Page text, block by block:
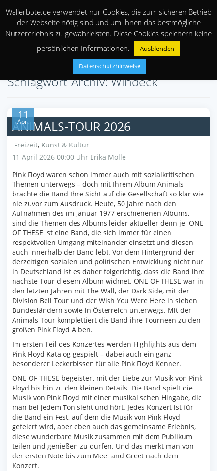
Schlagwort-Archiv: Windeck
11
Apr.
ANIMALS-TOUR 2026
Freizeit, Kunst & Kultur
11 April 2026 00:00 Uhr Erika Molle
Pink Floyd waren schon immer auch mit sozialkritischen
Themen unterwegs – doch mit Ihrem Album Animals
brachte die Band Ihre Sicht auf die Gesellschaft so klar wie
nie zuvor zum Ausdruck. Heute, 50 Jahre nach den
Aufnahmen des im Januar 1977 erschienenen Albums,
sind die Themen des Albums leider aktueller denn je. ONE
OF THESE ist eine Band, die sich immer für einen
respektvollen Umgang miteinander einsetzt und diesen
auch innerhalb der Band lebt. Vor dem Hintergrund der
derzeitigen sozialen und politischen Entwicklung nicht nur
in Deutschland ist es daher folgerichtig, dass die Band ihre
nächste Tour diesem Album widmet. ONE OF THESE war in
den letzten Jahren mit The Wall, der Dark Side, mit der
Division Bell Tour und der Wish You Were Here in sieben
Bundesländern sowie in Österreich unterwegs. Mit der
Animals Tour komplettiert die Band ihre Tourneen zu den
großen Pink Floyd Alben.
Im ersten Teil des Konzertes werden Highlights aus dem
Pink Floyd Katalog gespielt – dabei auch ein ganz
besonderer Leckerbissen für alle Pink Floyd Kenner.
ONE OF THESE begeistert mit der Liebe zur Musik von Pink
Floyd bis hin zu den kleinen Details. Die Band spielt die
Musik von Pink Floyd mit einer musikalischen Hingabe, die
man bei jedem Ton sieht und hört. Jedes Konzert ist für
die Band ein Fest, auf dem die Musik von Pink Floyd
gefeiert wird, aber eben auch das gemeinsame Erlebnis,
diese wunderbare Musik zusammen mit dem Publikum
teilen und genießen zu dürfen. Und das merkt man von
der ersten Note bis zum Meet and Greet nach dem
Konzert.
Wällerbote.de verwendet nur Cookies, die zum sicheren Betrieb
der Webseite nötig sind und um Ihnen das bestmögliche
Nutzererlebnis zu gewährleisten. Diese Cookies speichern keine
persönlichen Informationen.
Ausblenden
Datenschutzhinweise